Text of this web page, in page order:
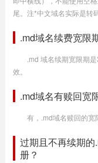
尾。注*中文域名实际是转
.md域名续费宽限
.md 域名续期宽限期
效。
.md域名有赎回宽
有，.md域名赎回的宽
过期且不再续期
册？